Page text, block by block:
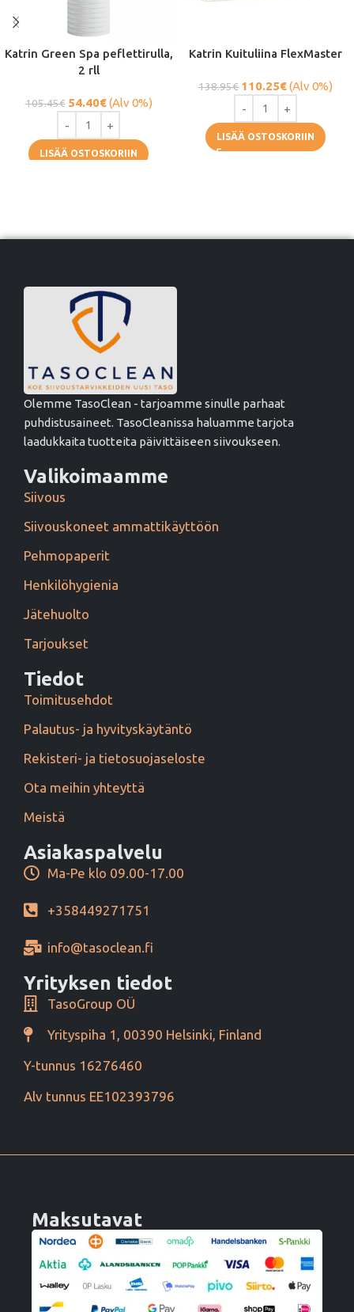
Katrin Green Spa peflettirulla,
2 rll
105.45€ 54.40€(Alv 0%)
LISÄÄ OSTOSKORIIN
Katrin Kuituliina FlexMaster
138.95€ 110.25€(Alv 0%)
LISÄÄ OSTOSKORIIN
Olemme TasoClean - tarjoamme sinulle parhaat
puhdistusaineet. TasoCleanissa haluamme tarjota
laadukkaita tuotteita päivittäiseen siivoukseen.
Valikoimaamme
Siivous
Siivouskoneet ammattikäyttöön
Pehmopaperit
Henkilöhygienia
Jätehuolto
Tarjoukset
Tiedot
Toimitusehdot
Palautus- ja hyvityskäytäntö
Rekisteri- ja tietosuojaseloste
Ota meihin yhteyttä
Meistä
Asiakaspalvelu
Ma-Pe klo 09.00-17.00
+358449271751
info@tasoclean.fi
Yrityksen tiedot
TasoGroup OÜ
Yrityspiha 1, 00390 Helsinki, Finland
Y-tunnus 16276460
Alv tunnus EE102393796
Maksutavat